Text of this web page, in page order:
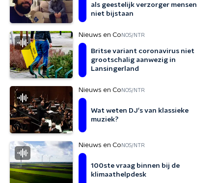
als geestelijk verzorger mensen
niet bijstaan
Nieuws en Co NOS/NTR
Britse variant coronavirus niet
grootschalig aanwezig in
Lansingerland
Nieuws en Co NOS/NTR
Wat weten DJ's van klassieke
muziek?
Nieuws en Co NOS/NTR
100ste vraag binnen bij de
klimaathelpdesk